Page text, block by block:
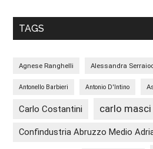
TAGS
Agnese Ranghelli Alessandra
Antonello Barbieri Antonio D'Intino
Carlo Costantini carlo masci
Confindustria Abruzzo Medio